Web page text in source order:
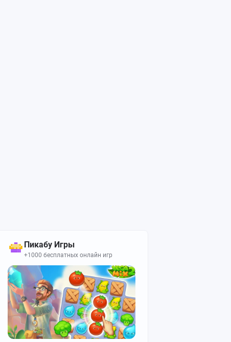
Пикабу Игры
+1000 бесплатных онлайн игр